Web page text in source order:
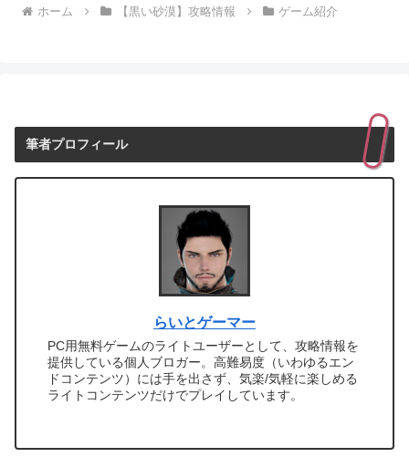
ホーム 【黒い砂漠】攻略情報 ゲーム紹介
筆者プロフィール
らいとゲーマー
PC用無料ゲームのライトユーザーとして、攻略情報を
提供している個人ブロガー。高難易度（いわゆるエン
ドコンテンツ）には手を出さず、気楽/気軽に楽しめる
ライトコンテンツだけでプレイしています。